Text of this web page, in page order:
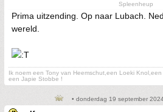
Spleenheup
Prima uitzending. Op naar Lubach.
wereld.
Ik noem een Tony van Heemschut,een Loeki
een Japie Stobbe !
• donderdag 19 september